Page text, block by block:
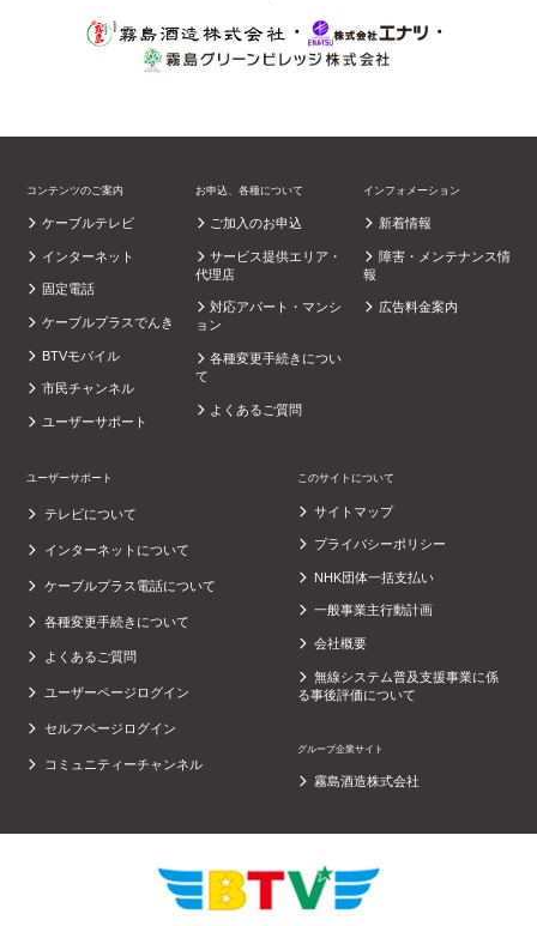
・
・
コンテンツのご案内
ケーブルテレビ
インターネット
固定電話
ケーブルプラスでんき
BTVモバイル
市民チャンネル
ユーザーサポート
お申込、各種について
ご加入のお申込
サービス提供エリア・
代理店
対応アパート・マンシ
ョン
各種変更手続きについ
て
よくあるご質問
インフォメーション
新着情報
障害・メンテナンス情
報
広告料金案内
ユーザーサポート
テレビについて
インターネットについて
ケーブルプラス電話について
各種変更手続きについて
よくあるご質問
ユーザーページログイン
セルフページログイン
コミュニティーチャンネル
このサイトについて
サイトマップ
プライバシーポリシー
NHK団体一括支払い
一般事業主行動計画
会社概要
無線システム普及支援事業に係
る事後評価について
グループ企業サイト
霧島酒造株式会社